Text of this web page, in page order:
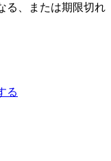
る、または期限切れ
る